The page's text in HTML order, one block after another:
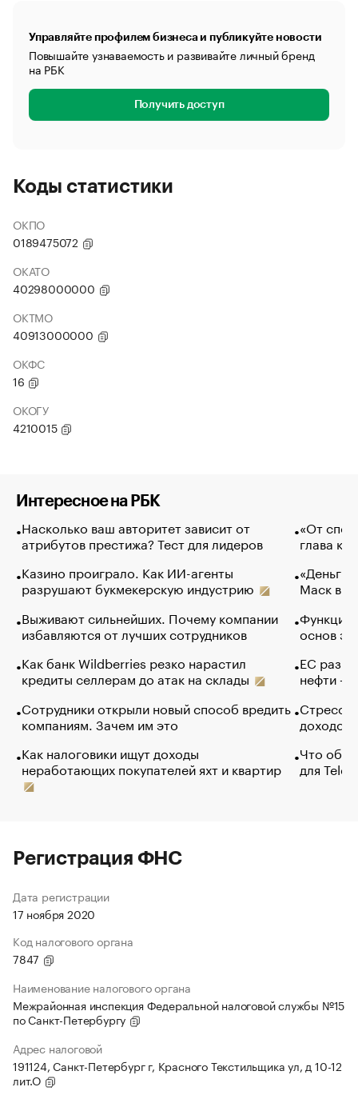
Управляйте профилем бизнеса и публикуйте новости
Повышайте узнаваемость и развивайте личный бренд
на РБК
Получить доступ
Коды статистики
ОКПО
0189475072
ОКАТО
40298000000
ОКТМО
40913000000
ОКФС
16
ОКОГУ
4210015
Интересное на РБК
Насколько ваш авторитет зависит от
атрибутов престижа? Тест для лидеров
Казино проиграло. Как ИИ-агенты
разрушают букмекерскую индустрию
Выживают сильнейших. Почему компании
избавляются от лучших сотрудников
Как банк Wildberries резко нарастил
кредиты селлерам до атак на склады
Сотрудники открыли новый способ вредить
компаниям. Зачем им это
Как налоговики ищут доходы
неработающих покупателей яхт и квартир
«От
глава
«Деньги
Маск в
Функции
основ
ЕС
нефти —
Стресс
доходов
Что
для
Регистрация ФНС
Дата регистрации
17 ноября 2020
Код налогового органа
7847
Наименование налогового органа
Межрайонная инспекция Федеральной налоговой службы №15
по Санкт-Петербургу
Адрес налоговой
191124, Санкт-Петербург г, Красного Текстильщика ул, д 10-12
лит.О